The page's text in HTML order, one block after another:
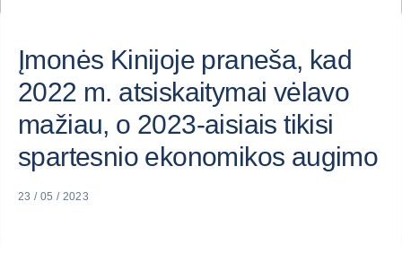
Įmonės Kinijoje praneša, kad
2022 m. atsiskaitymai vėlavo
mažiau, o 2023-aisiais tikisi
spartesnio ekonomikos augimo
23 / 05 / 2023